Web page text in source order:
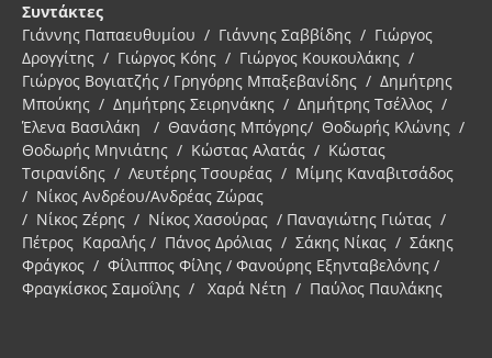
Συντάκτες
Γιάννης Παπαευθυμίου / Γιάννης Σαββίδης / Γιώργος
Δρογγίτης / Γιώργος Κόης / Γιώργος Κουκουλάκης /
Γιώργος Βογιατζής / Γρηγόρης Μπαξεβανίδης / Δημήτρης
Μπούκης / Δημήτρης Σειρηνάκης / Δημήτρης Τσέλλος /
Έλενα Βασιλάκη / Θανάσης Μπόγρης/ Θοδωρής Κλώνης /
Θοδωρής Μηνιάτης / Κώστας Αλατάς / Κώστας
Τσιρανίδης / Λευτέρης Τσουρέας / Μίμης Καναβιτσάδος
/ Νίκος Ανδρέου/Ανδρέας Ζώρας
/ Νίκος Ζέρης / Νίκος Χασούρας / Παναγιώτης Γιώτας /
Πέτρος Καραλής / Πάνος Δρόλιας / Σάκης Νίκας / Σάκης
Φράγκος / Φίλιππος Φίλης / Φανούρης Εξηνταβελόνης /
Φραγκίσκος Σαμοΐλης / Χαρά Νέτη / Παύλος Παυλάκης